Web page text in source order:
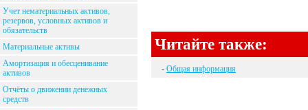
Учет нематериальных активов,
резервов, условных активов и
обязательств
Материальные активы
Амортизация и обесценивание
активов
Отчёты о движении денежных
средств
Читайте также:
- Общая информация